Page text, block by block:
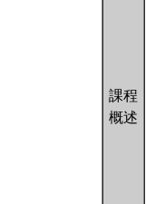
課程
概述